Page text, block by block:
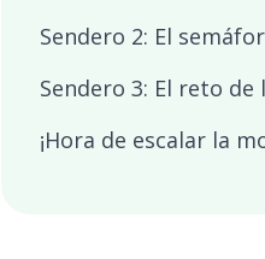
Sendero 2: El
Sendero 3: El reto de
¡Hora de escalar la